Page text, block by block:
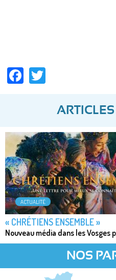
Facebook
ACTUALITÉ
« CHRÉTIENS ENSEMBLE »
Nouveau média dans les Vosges
NOS